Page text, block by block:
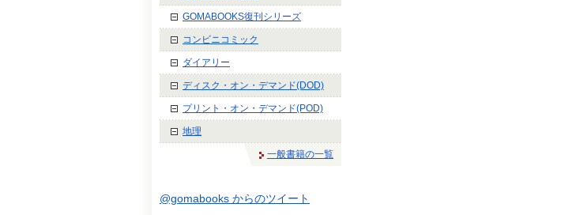
GOMABOOKS復刊シリーズ
コンビニコミック
ダイアリー
ディスク・オン・デマンド(DOD)
プリント・オン・デマンド(POD)
地理
一般書籍の一覧
@gomabooks からのツイート